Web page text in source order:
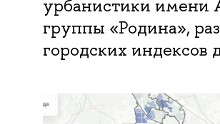
урбанистики
группы «Родина»,
городских индексов